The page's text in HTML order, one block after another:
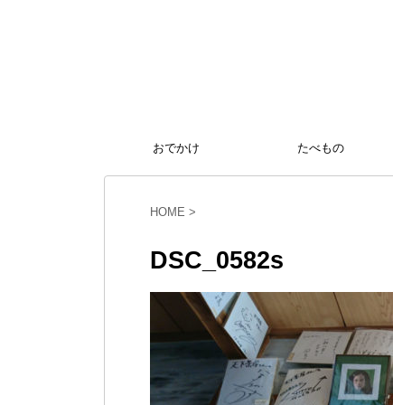
おでかけ たべもの
HOME >
DSC_0582s